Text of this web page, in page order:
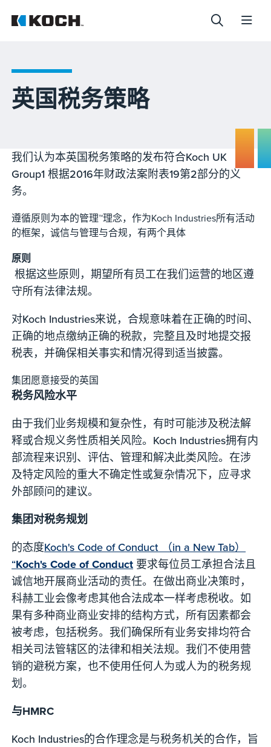
英国税务策略
我们认为本英国税务策略的发布符合Koch UK
Group1 根据2016年财政法案附表19第2部分的义
务。
遵循原则为本的管理™理念，作为Koch Industries所有活动
的框架，诚信与管理与合规，有两个具体
原则
根据这些原则，期望所有员工在我们运营的地区遵
守所有法律法规。
对Koch Industries来说，合规意味着在正确的时间、
正确的地点缴纳正确的税款，完整且及时地提交报
税表，并确保相关事实和情况得到适当披露。
集团愿意接受的英国
税务风险水平
由于我们业务规模和复杂性，有时可能涉及税法解
释或合规义务性质相关风险。Koch Industries拥有内
部流程来识别、评估、管理和解决此类风险。在涉
及特定风险的重大不确定性或复杂情况下，应寻求
外部顾问的建议。
集团对税务规划
的态度Koch's Code of Conduct （in a New Tab）
“Koch's Code of Conduct 要求每位员工承担合法且
诚信地开展商业活动的责任。在做出商业决策时，
科赫工业会像考虑其他合法成本一样考虑税收。如
果有多种商业商业安排的结构方式，所有因素都会
被考虑，包括税务。我们确保所有业务安排均符合
相关司法管辖区的法律和相关法规。我们不使用营
销的避税方案，也不使用任何人为或人为的税务规
划。
与HMRC
Koch Industries的合作理念是与税务机关的合作，旨